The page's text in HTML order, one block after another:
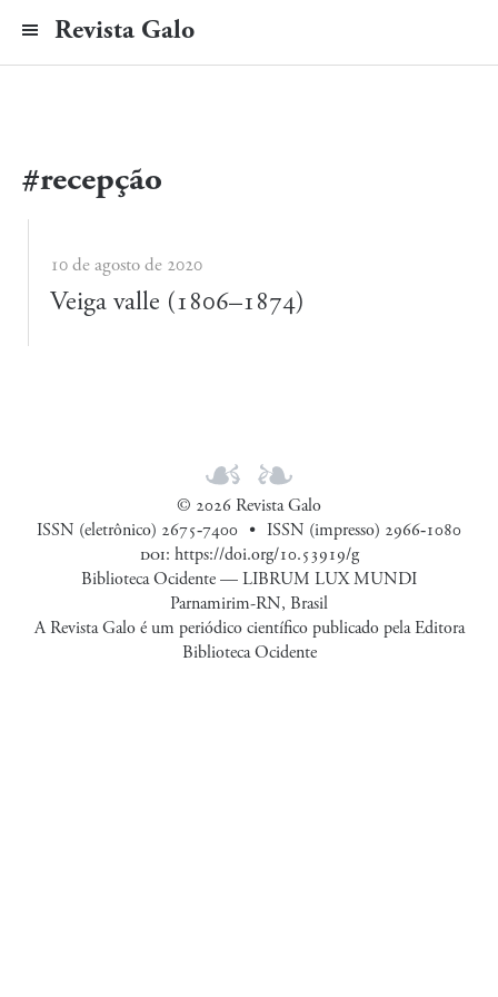
Revista Galo
#recepção
10 de agosto de 2020
Veiga valle (1806–1874)
© 2026 Revista Galo
ISSN (eletrônico) 2675‑7400
ISSN (impresso) 2966‑1080
doi: https://doi.org/10.53919/g
Biblioteca Ocidente — LIBRUM LUX MUNDI
Parnamirim-RN, Brasil
A Revista Galo é um periódico científico publicado pela Editora
Biblioteca Ocidente